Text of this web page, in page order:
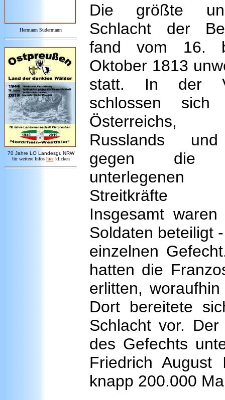
Hermann Sudermann
70 Jahre LO Landesgr. NRW
für weitere Infos hier klicken
Die größte
Schlacht der
fand vom 16.
Oktober 1813
statt. In der
schlossen
Österreichs,
Russlands
gegen die
unterlegenen
Streitkräfte
Insgesamt
Soldaten beteiligt
einzelnen
hatten die
erlitten,
Dort bereitete
Schlacht vor.
des Gefechts
Friedrich
knapp 200.000